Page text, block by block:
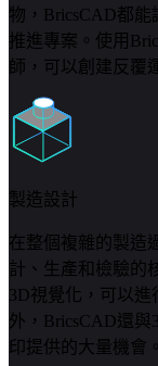
物，BricsCAD都
推進專案。使用
師，可以創建反覆
製造設計
在整個複雜的製造
計、生產和檢驗的
3D視覺化，可以
外，BricsCAD還與
印提供的大量機會。